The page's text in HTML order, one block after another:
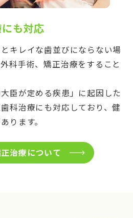
も対応
キレイな歯並びにならない場
科手術、矯正治療をすること
臣が定める疾患」に起因した
科治療にも対応しており、健
ります。
治療について